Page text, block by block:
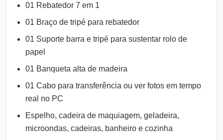
01 Rebatedor 7 em 1
01 Braço de tripé para rebatedor
01 Suporte barra e tripé para sustentar rolo de
papel
01 Banqueta alta de madeira
01 Cabo para transferência ou ver fotos em tempo
real no PC
Espelho, cadeira de maquiagem, geladeira,
microondas, cadeiras, banheiro e cozinha